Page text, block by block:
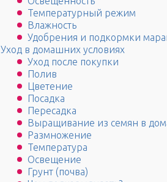
Температурный режим
Влажность
Удобрения и подкормки
Уход в домашних условиях
Уход после покупки
Полив
Цветение
Посадка
Пересадка
Выращивание из семян в
Размножение
Температура
Освещение
Грунт (почва)